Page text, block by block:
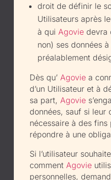
droit de définir le
Utilisateurs après
à qui Agovie devra
non) ses données
préalablement
Dès qu’ Agovie a
d’un Utilisateur et à
sa part, Agovie
données, sauf si leur
nécessaire à des
répondre à une
Si l’utilisateur
comment Agovie
personnelles,